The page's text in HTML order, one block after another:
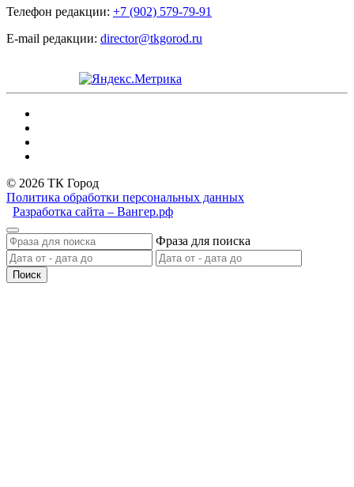
Телефон редакции: +7 (902) 579-79-91
E-mail редакции: director@tkgorod.ru
© 2026 ТК Город
Политика обработки персональных данных
Разработка сайта – Вангер.рф
Фраза для поиска
Поиск